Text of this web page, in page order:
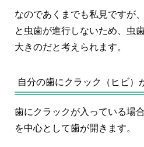
なのであくまでも私見ですが
と虫歯が進行しないため、虫
大きのだと考えられます。
自分の歯にクラック（ヒビ）
歯にクラックが入っている場
を中心として歯が開きます。